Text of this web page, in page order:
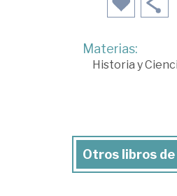
Materias:
Historia y
Otros libros